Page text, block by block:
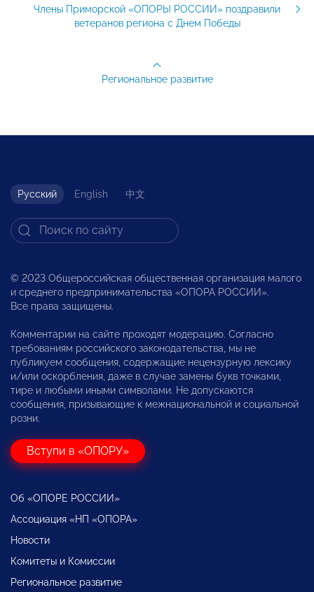
Члены Приморской «ОПОРЫ РОССИИ» поздравили
ветеранов региона с Днем Победы
Региональное развитие
Русский English 中文
© 2023 Общероссийская общественная организация малого
и среднего предпринимательства «ОПОРА РОССИИ».
Все права защищены.
Комментарии на сайте проходят модерацию. Согласно
требованиям российского законодательства, мы не
публикуем сообщения, содержащие нецензурную лексику
и/или оскорбления, даже в случае замены букв точками,
тире и любыми иными символами. Не допускаются
сообщения, призывающие к межнациональной и социальной
розни.
Вступи в «ОПОРУ»
Об «ОПОРЕ РОССИИ»
Ассоциация «НП «ОПОРА»
Новости
Комитеты и Комиссии
Региональное развитие